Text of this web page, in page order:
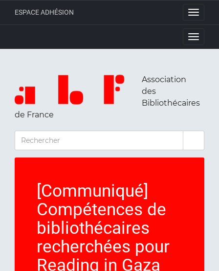
Toggle
ESPACE ADHÉSION
Toggle
Association
des
Bibliothécaires
de France
RECHERCHER
[Communiqué]
Compétences de
bibliothécaires
recherchées pour
Reading in Gaza